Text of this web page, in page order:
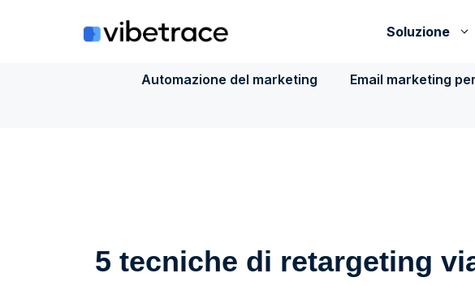
Soluzione
Automazione del marketing Email marketing
5 tecniche di retargeting